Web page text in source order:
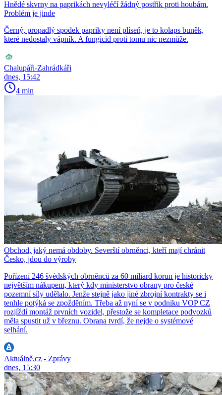
Hnědé skvrny na paprikách nevyléčí žádný postřik proti houbám.
Problém je jinde
Černý, propadlý spodek papriky není plíseň, je to kolaps buněk,
které nedostaly vápník. A fungicid proti tomu nic nezmůže.
Chalupáři-Zahrádkáři
dnes, 15:42
4 min
Obchod, jaký nemá obdoby. Severští obrněnci, kteří mají chránit
Česko, jdou do výroby
Pořízení 246 švédských obrněnců za 60 miliard korun je historicky
největším nákupem, který kdy ministerstvo obrany pro české
pozemní síly udělalo. Jenže stejně jako jiné zbrojní kontrakty se i
tenhle potýká se zpožděním. Třeba až nyní se v podniku VOP CZ
rozjíždí montáž prvních vozidel, přestože se kompletace podvozků
měla spustit už v březnu. Obrana tvrdí, že nejde o systémové
selhání.
Aktuálně.cz - Zprávy
dnes, 15:30